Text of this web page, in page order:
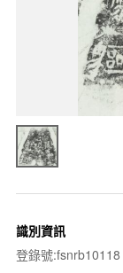
識別資訊
登錄號:fsnrb10118